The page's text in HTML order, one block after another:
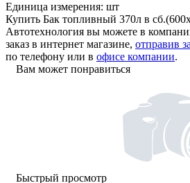
Единица измерения: шт
Купить Бак топливный 370л в
Автотехнология вы можете в
заказ в интернет магазине, отправив
по телефону или в офисе компании.
Вам может понравиться
Быстрый просмотр